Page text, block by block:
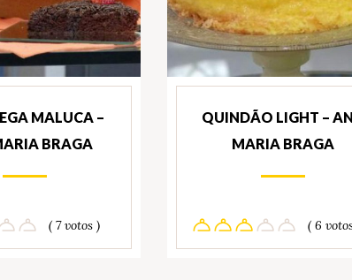
MALUCA –
BRAGA
( 7 votos )
QUINDÃO LIGHT –
MARIA BRAGA
( 6